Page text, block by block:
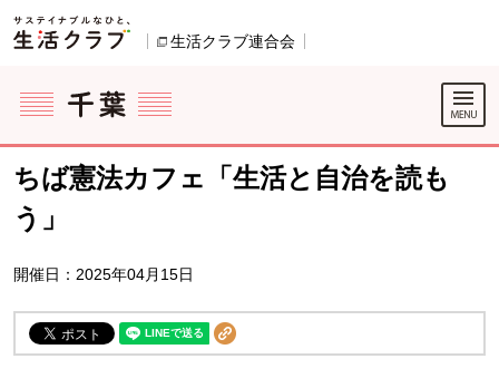
ページの先頭です。
生活クラブ連合会
ここからサイト内共通メニューです。
サイト内共通メニューをスキップする
サイト内共通メニューここまで。
ちば憲法カフェ「生活と自治を読も
う」
開催日：2025年04月15日